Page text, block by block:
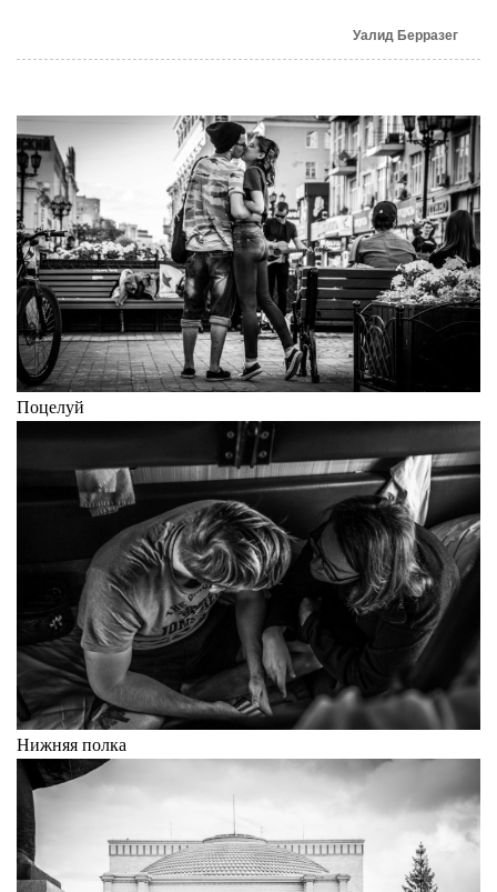
Уалид Берразег
Поцелуй
Нижняя полка